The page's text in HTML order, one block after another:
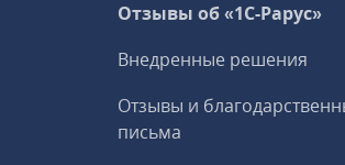
Отзывы об «1С-Рарус»
Внедренные решения
Отзывы и
письма